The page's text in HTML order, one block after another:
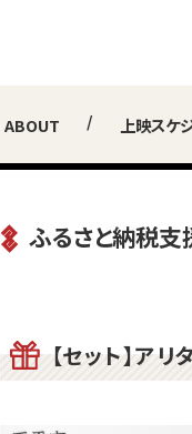
ABOUT 上映スケ
ふるさと納税支
【セット】ア